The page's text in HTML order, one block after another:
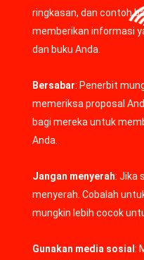
ringkasan, dan contoh
memberikan informasi
dan buku Anda.
Bersabar: Penerbit
memeriksa proposal
bagi mereka untuk
Anda.
Jangan menyerah: Jika
menyerah. Cobalah
mungkin lebih cocok
Gunakan media sosial: